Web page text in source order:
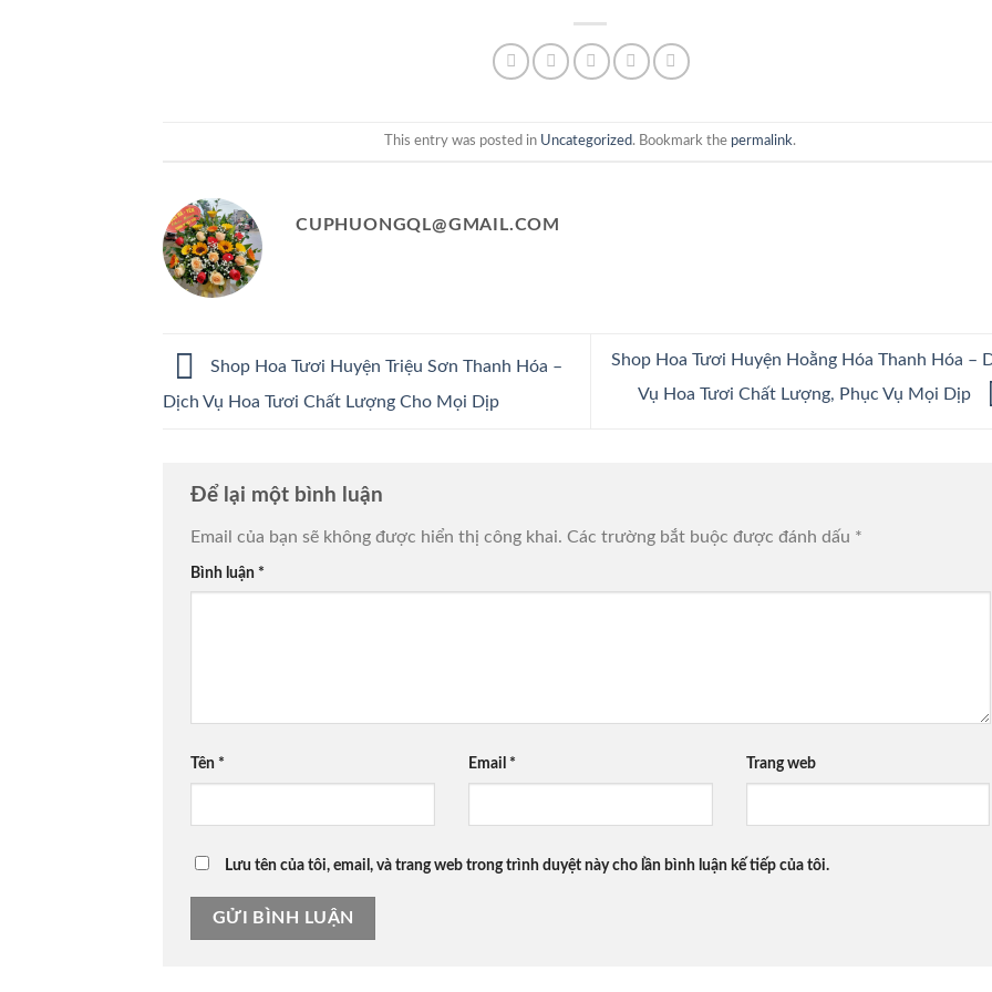
This entry was posted in Uncategorized. Bookmark the permalink.
CUPHUONGQL@GMAIL.COM
Shop Hoa Tươi Huyện Triệu Sơn Thanh Hóa –
Dịch Vụ Hoa Tươi Chất Lượng Cho Mọi Dịp
Shop Hoa Tươi Huyện Hoằng Hóa Thanh Hóa –
Vụ Hoa Tươi Chất Lượng, Phục Vụ Mọi Dịp
Để lại một bình luận
Email của bạn sẽ không được hiển thị công khai. Các trường bắt buộc được đánh dấu *
Bình luận *
Tên * Email * Trang web
Lưu tên của tôi, email, và trang web trong trình duyệt này cho lần bình luận kế tiếp của tôi.